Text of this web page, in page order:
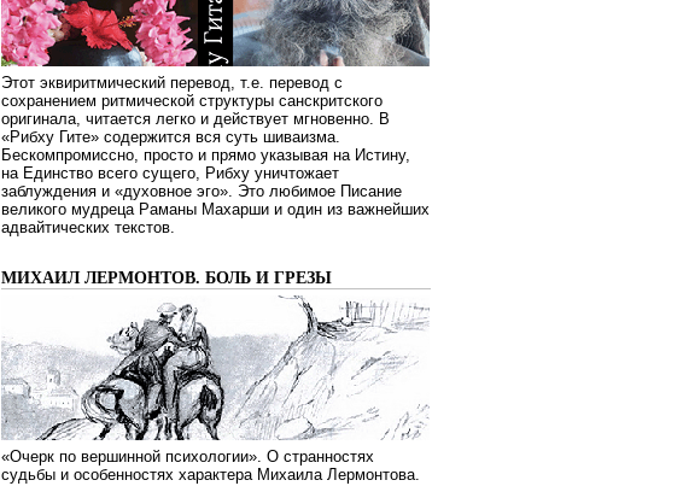
Этот эквиритмический перевод, т.е. перевод с
сохранением ритмической структуры санскритского
оригинала, читается легко и действует мгновенно. В
«Рибху Гите» содержится вся суть шиваизма.
Бескомпромиссно, просто и прямо указывая на Истину,
на Единство всего сущего, Рибху уничтожает
заблуждения и «духовное эго». Это любимое Писание
великого мудреца Раманы Махарши и один из важнейших
адвайтических текстов.
МИХАИЛ ЛЕРМОНТОВ. БОЛЬ И ГРЕЗЫ
«Очерк по вершинной психологии». О странностях
судьбы и особенностях характера Михаила Лермонтова.